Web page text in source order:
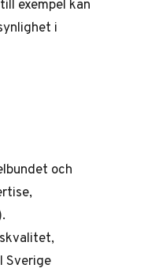
i
och
Sverige